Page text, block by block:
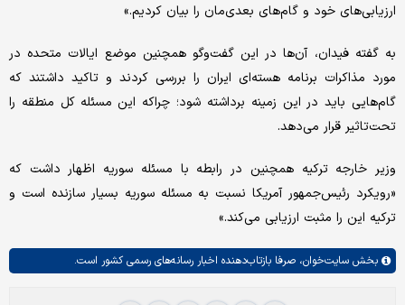
ارزیابی‌های خود و گام‌های بعدی‌مان را بیان کردیم.»
به گفته فیدان، آن‌ها در این گفت‌وگو همچنین موضع ایالات متحده در
مورد مذاکرات برنامه هسته‌ای ایران را بررسی کردند و تاکید داشتند که
گام‌هایی باید در این زمینه برداشته شود؛ چراکه این مسئله کل منطقه را
تحت‌تاثیر قرار می‌دهد.
وزیر خارجه ترکیه همچنین در رابطه با مسئله سوریه اظهار داشت که
«رویکرد رئیس‌جمهور آمریکا نسبت به مسئله سوریه بسیار سازنده است و
ترکیه این را مثبت ارزیابی می‌کند.»
بخش سایت‌خوان، صرفا بازتاب‌دهنده اخبار رسانه‌های رسمی کشور است.